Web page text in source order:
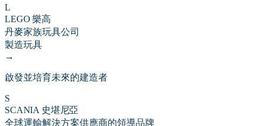
L
LEGO 樂高
丹麥家族玩具公司
製造玩具
→
啟發並培育未來的建造者
S
SCANIA 史堪尼亞
全球運輸解決方案供應商的領導品牌